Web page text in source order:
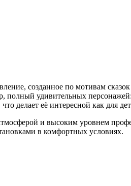
созданное по мотивам
удивительных
делает её интересной как для
и высоким уровнем
в комфортных условиях.